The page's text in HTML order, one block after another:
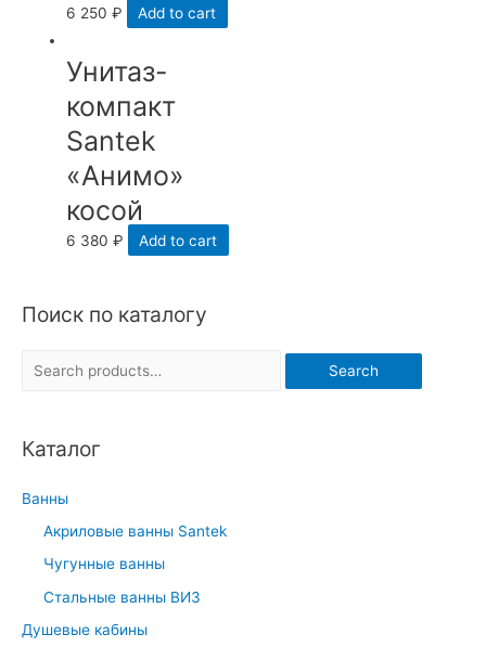
Поиск по каталогу
r
h
:
Search
Каталог
Ванны
Акриловые ванны Santek
Чугунные ванны
Стальные ванны ВИЗ
Душевые кабины
6 250₽ Add to cart
Унитаз-
компакт
Santek
«Анимо»
косой
6 380₽ Add to cart